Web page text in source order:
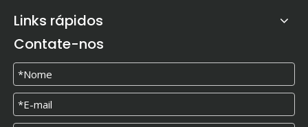
Links rápidos
Contate-nos